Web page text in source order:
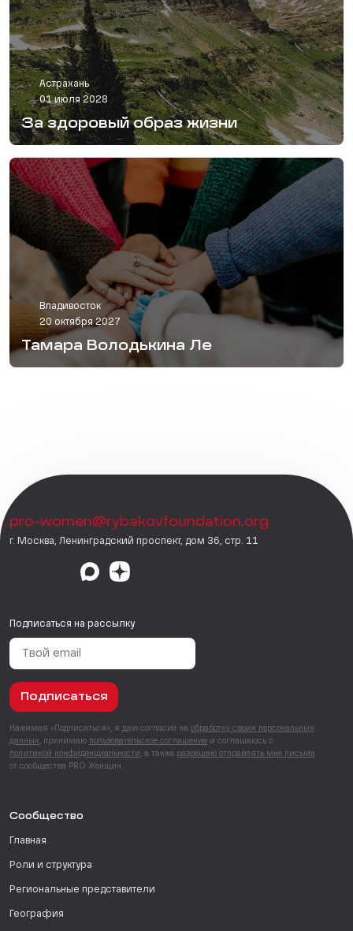
Астрахань
01 июля 2028
За здоровый образ жизни
Владивосток
20 октября 2027
Тамара Володькина Ле
pro-women@rybakovfoundation.org
г. Москва, Ленинградский проспект, дом 36, стр. 11
Подписаться на рассылку
Подписаться
Нажимая «Подписаться», я даю согласие на обработку своих персональных
данных , принимаю пользовательское соглашение и соглашаюсь с
политикой конфиденциальности , а также разрешаю отправлять мне письма
от сообщества PRO Женщин.
Сообщество
Главная
Роли и структура
Региональные представители
География